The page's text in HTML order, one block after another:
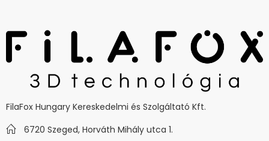
FilaFox Hungary Kereskedelmi és Szolgáltató Kft.
6720 Szeged, Horváth Mihály utca 1.